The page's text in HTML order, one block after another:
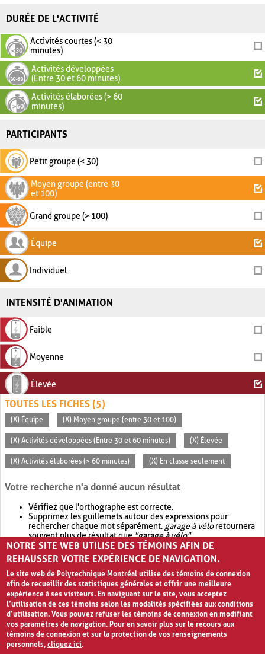
DURÉE DE L'ACTIVITÉ
Activités courtes (< 30
minutes)
Activités développées
(Entre 30 et 60 minutes)
Activités élaborées (> 60
minutes)
PARTICIPANTS
Petit groupe (< 30)
Moyen groupe (entre 30
et 100)
Grand groupe (> 100)
Équipe
Individuel
INTENSITÉ D'ANIMATION
Faible
Moyenne
Élevée
TOUTES LES FICHES (5)
(X) Équipe (X) Moyen groupe (entre 30 et 100)
(X) Activités développées (Entre 30 et 60 minutes) (X) Élevée
(X) Activités élaborées (> 60 minutes) (X) En classe seulement
Votre recherche n'a donné aucun résultat
Vérifiez que l'orthographe est correcte.
Supprimez les guillemets autour des expressions pour
rechercher chaque mot séparément. garage à véloretournera
souvent plus de résultat que"garage à vélo".
Envisagez d'élargir votre recherche avec OR.garage OR vélo
retournera souvent plus de résultat quegarage à vélo
NOTRE SITE WEB UTILISE DES TÉMOINS AFIN DE
REHAUSSER VOTRE EXPÉRIENCE DE NAVIGATION.
Le site web de Polytechnique Montréal utilise des témoins de connexion
afin de recueillir des statistiques générales et offrir une meilleure
expérience à ses visiteurs. En naviguant sur le site, vous acceptez
l’utilisation de ces témoins selon les modalités spécifiées aux conditions
d’utilisation. Vous pouvez refuser les témoins de connexion en modifiant
vos paramètres de navigation. Pour en savoir plus sur le recours aux
témoins de connexion et sur la protection de vos renseignements
personnels,cliquez ici.